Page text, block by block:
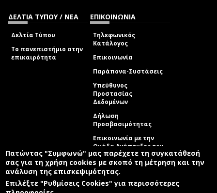
ΔΕΛΤΙΑ ΤΥΠΟΥ / ΝΕΑ
Δελτία Τύπου
Το πανεπιστήμιο στην
επικαιρότητα
ΕΠΙΚΟΙΝΩΝΙΑ
Τηλεφωνικός
Κατάλογος
Επικοινωνία
Παράπονα-Συστάσεις
Υπεύθυνος
Προστασίας
Δεδομένων
Δήλωση
Προσβασιμότητας
Επικοινωνία με την
Ομάδα Ανάπτυξης του
site(link sends e-mail)
© ΠΑΝΕΠΙΣΤΗΜΙΟ ΑΙΓΑΙΟΥ ΟΡΟΙ ΧΡΗΣΗΣ
ΟΜΑΔΑ ΑΝΑΠΤΥΞΗΣ
Πατώντας "Συμφωνώ" μας παρέχετε τη συγκατάθεσή
σας για τη χρήση cookies με σκοπό τη μέτρηση και την
ανάλυση της επισκεψιμότητας.
Επιλέξτε "Ρυθμίσεις Cookies" για περισσότερες